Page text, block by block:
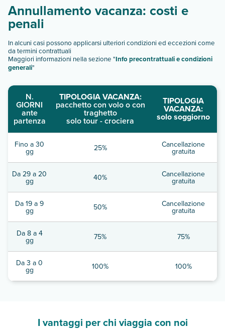
Annullamento vacanza: costi e
penali
In alcuni casi possono applicarsi ulteriori condizioni ed eccezioni come
da termini contrattuali
Maggiori informazioni nella sezione "Info precontrattuali e condizioni
generali"
N.
GIORNI
ante
partenza
TIPOLOGIA VACANZA:
pacchetto con volo o con
traghetto
solo tour - crociera
TIPOLOGIA
VACANZA:
solo soggiorno
Fino a 30
gg 25% Cancellazione
gratuita
Da 29 a 20
gg 40% Cancellazione
gratuita
Da 19 a 9
gg 50% Cancellazione
gratuita
Da 8 a 4
gg 75% 75%
Da 3 a 0
gg 100% 100%
I vantaggi per chi viaggia con noi